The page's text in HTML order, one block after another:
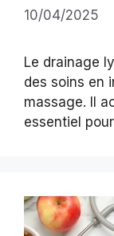
10/04/2025
Le drainage
des soins en
massage. Il
essentiel